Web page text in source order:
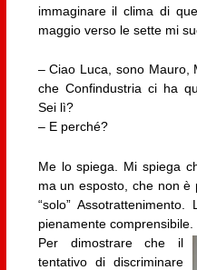
immaginare il clima di
maggio verso le sette mi
– Ciao Luca, sono Mauro,
che Confindustria ci ha
Sei lì?
– E perché?
Me lo spiega. Mi spiega
ma un esposto, che non è
“solo”
pienamente comprensibile.
Per dimostrare che il
tentativo di discriminare